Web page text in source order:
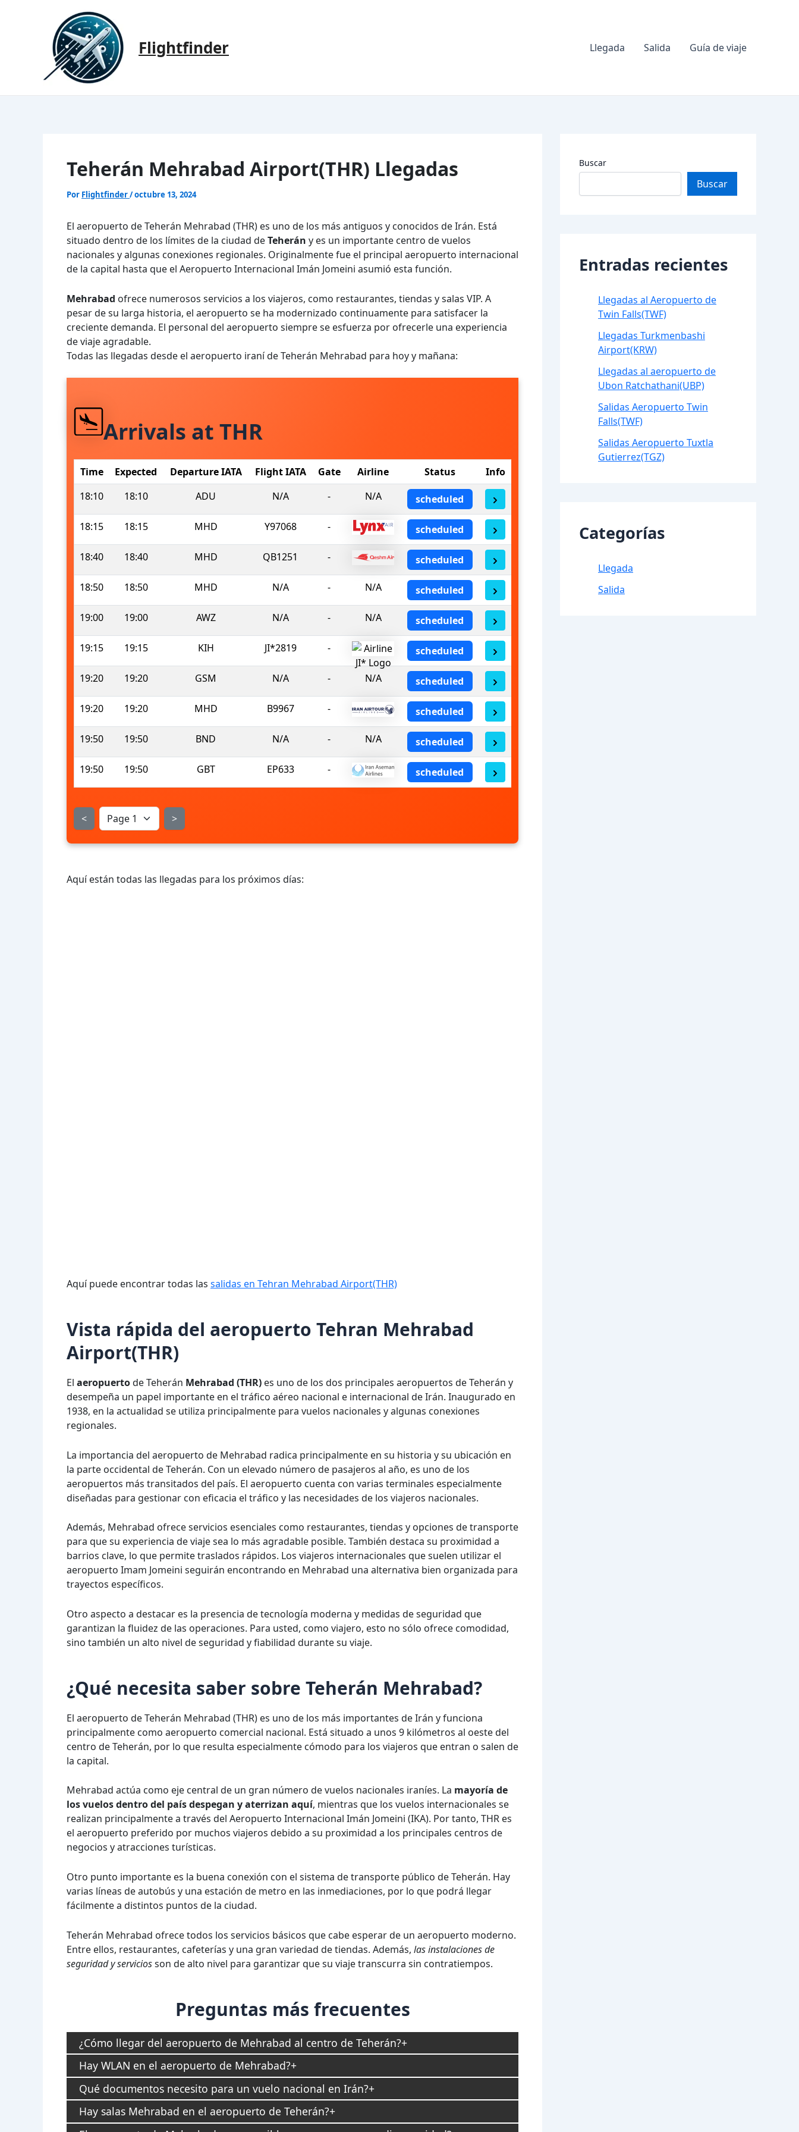
Flightfinder Llegada Salida Guía de viaje
Teherán Mehrabad Airport(THR) Llegadas
Por Flightfinder/octubre 13, 2024
El aeropuerto de Teherán Mehrabad (THR) es uno de los más antiguos y conocidos de Irán. Está
situado dentro de los límites de la ciudad deTeherán y es un importante centro de vuelos
nacionales y algunas conexiones regionales. Originalmente fue el principal aeropuerto internacional
de la capital hasta que el Aeropuerto Internacional Imán Jomeini asumió esta función.
Mehrabad ofrece numerosos servicios a los viajeros, como restaurantes, tiendas y salas VIP. A
pesar de su larga historia, el aeropuerto se ha modernizado continuamente para satisfacer la
creciente demanda. El personal del aeropuerto siempre se esfuerza por ofrecerle una experiencia
de viaje agradable.
Todas las llegadas desde el aeropuerto iraní de Teherán Mehrabad para hoy y mañana:
Arrivals at THR
Time Expected Departure IATA Flight IATA Gate Airline Status
Info
18:10
18:10 ADU N/A - N/A scheduled
18:15 18:15 MHD Y97068 - scheduled
18:40 18:40 MHD QB1251 - scheduled
18:50 18:50 MHD N/A - N/A scheduled
19:00 19:00 AWZ N/A - N/A scheduled
19:15 19:15 KIH JI*2819 - scheduled
19:20 19:20 GSM N/A - N/A scheduled
19:20 19:20 MHD B9967 - scheduled
19:50 19:50 BND N/A - N/A scheduled
19:50 19:50 GBT EP633 - scheduled
< >
Aquí están todas las llegadas para los próximos días:
Aquí puede encontrar todas las salidas en Tehran Mehrabad Airport(THR)
Vista rápida del aeropuerto Tehran Mehrabad
Airport(THR)
El aeropuertode Teherán Mehrabad (THR) es uno de los dos principales aeropuertos de Teherán y
desempeña un papel importante en el tráfico aéreo nacional e internacional de Irán. Inaugurado en
1938, en la actualidad se utiliza principalmente para vuelos nacionales y algunas conexiones
regionales.
La importancia del aeropuerto de Mehrabad radica principalmente en su historia y su ubicación en
la parte occidental de Teherán. Con un elevado número de pasajeros al año, es uno de los
aeropuertos más transitados del país. El aeropuerto cuenta con varias terminales especialmente
diseñadas para gestionar con eficacia el tráfico y las necesidades de los viajeros nacionales.
Además, Mehrabad ofrece servicios esenciales como restaurantes, tiendas y opciones de transporte
para que su experiencia de viaje sea lo más agradable posible. También destaca su proximidad a
barrios clave, lo que permite traslados rápidos. Los viajeros internacionales que suelen utilizar el
aeropuerto Imam Jomeini seguirán encontrando en Mehrabad una alternativa bien organizada para
trayectos específicos.
Otro aspecto a destacar es la presencia de tecnología moderna y medidas de seguridad que
garantizan la fluidez de las operaciones. Para usted, como viajero, esto no sólo ofrece comodidad,
sino también un alto nivel de seguridad y fiabilidad durante su viaje.
¿Qué necesita saber sobre Teherán Mehrabad?
El aeropuerto de Teherán Mehrabad (THR) es uno de los más importantes de Irán y funciona
principalmente como aeropuerto comercial nacional. Está situado a unos 9 kilómetros al oeste del
centro de Teherán, por lo que resulta especialmente cómodo para los viajeros que entran o salen de
la capital.
Mehrabad actúa como eje central de un gran número de vuelos nacionales iraníes. La mayoría de
los vuelos dentro del país despegan y aterrizan aquí, mientras que los vuelos internacionales se
realizan principalmente a través del Aeropuerto Internacional Imán Jomeini (IKA). Por tanto, THR es
el aeropuerto preferido por muchos viajeros debido a su proximidad a los principales centros de
negocios y atracciones turísticas.
Otro punto importante es la buena conexión con el sistema de transporte público de Teherán. Hay
varias líneas de autobús y una estación de metro en las inmediaciones, por lo que podrá llegar
fácilmente a distintos puntos de la ciudad.
Teherán Mehrabad ofrece todos los servicios básicos que cabe esperar de un aeropuerto moderno.
Entre ellos, restaurantes, cafeterías y una gran variedad de tiendas. Además, las instalaciones de
seguridad y serviciosson de alto nivel para garantizar que su viaje transcurra sin contratiempos.
Preguntas más frecuentes
¿Cómo llegar del aeropuerto de Mehrabad al centro de Teherán?
Hay WLAN en el aeropuerto de Mehrabad?
Qué documentos necesito para un vuelo nacional en Irán?
Hay salas Mehrabad en el aeropuerto de Teherán?
Buscar
Buscar
Entradas recientes
Llegadas al Aeropuerto de
Twin Falls(TWF)
Llegadas Turkmenbashi
Airport(KRW)
Llegadas al aeropuerto de
Ubon Ratchathani(UBP)
Salidas Aeropuerto Twin
Falls(TWF)
Salidas Aeropuerto Tuxtla
Gutierrez(TGZ)
Categorías
Llegada
Salida